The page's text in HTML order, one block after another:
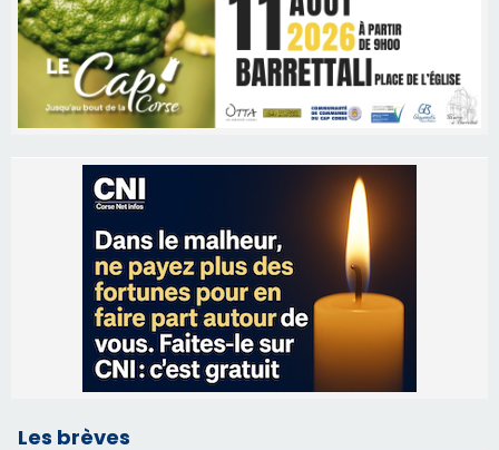
Les brèves
06/08/2026 15:57
Ucciani – Marché des producteurs à Cruculi le
06/08/2026 15:25
Corte – L’association A Nuciola organise une